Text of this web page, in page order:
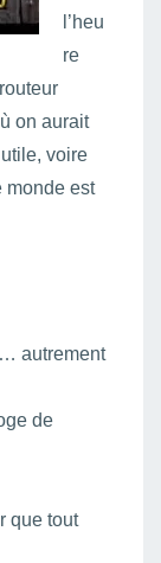
l’heu
re
on aurait
voire
monde est
autrement
de
que tout